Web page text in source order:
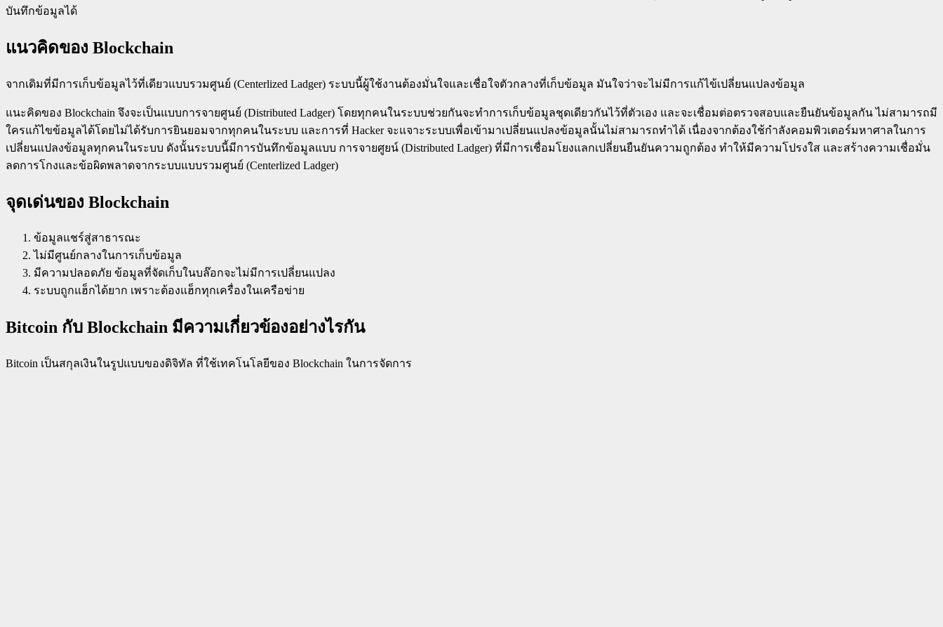
บันทึกข้อมูลได้
แนวคิดของ Blockchain
จากเดิมที่มีการเก็บข้อมูลไว้ที่เดียวแบบรวมศูนย์ (Centerlized Ladger) ระบบนี้ผู้ใช้งานต้องมั่นใจและเชื่อใจตัวกลางที่เก็บข้อมูล มันใจว่าจะไม่มีการแก้ไข้เปลี่ยนแปลงข้อมูล
แนะคิดของ Blockchain จึงจะเป็นแบบการจายศูนย์ (Distributed Ladger) โดยทุกคนในระบบช่วยกันจะทำการเก็บข้อมูลชุดเดียวกันไว้ที่ตัวเอง และจะเชื่อมต่อตรวจสอบและยืนยันข้อมูลกัน ไม่สามารถมี
ใครแก้ไขข้อมูลได้โดยไม่ได้รับการยินยอมจากทุกคนในระบบ และการที่ Hacker จะแจาะระบบเพื่อเข้ามาเปลี่ยนแปลงข้อมูลนั้นไม่สามารถทำได้ เนื่องจากต้องใช้กำลังคอมพิวเตอร์มหาศาลในการ
เปลี่ยนแปลงข้อมูลทุกคนในระบบ ดังนั้นระบบนี้มีการบันทึกข้อมูลแบบ การจายศูยน์ (Distributed Ladger) ที่มีการเชื่อมโยงแลกเปลี่ยนยืนยันความถูกต้อง ทำให้มีความโปรงใส และสร้างความเชื่อมั่น
ลดการโกงและข้อผิดพลาดจากระบบแบบรวมศูนย์ (Centerlized Ladger)
จุดเด่นของ Blockchain
ข้อมูลแชร์สู่สาธารณะ
ไม่มีศูนย์กลางในการเก็บข้อมูล
มีความปลอดภัย ข้อมูลที่จัดเก็บในบล๊อกจะไม่มีการเปลี่ยนแปลง
ระบบถูกแฮ็กได้ยาก เพราะต้องแฮ็กทุกเครื่องในเครือข่าย
Bitcoin กับ Blockchain มีความเกี่ยวข้องอย่างไรกัน
Bitcoin เป็นสกุลเงินในรูปแบบของดิจิทัล ที่ใช้เทคโนโลยีของ Blockchain ในการจัดการ